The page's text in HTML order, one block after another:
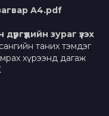
A4.pdf
зураг үзэх
таних тэмдэг
хүрээнд дагаж